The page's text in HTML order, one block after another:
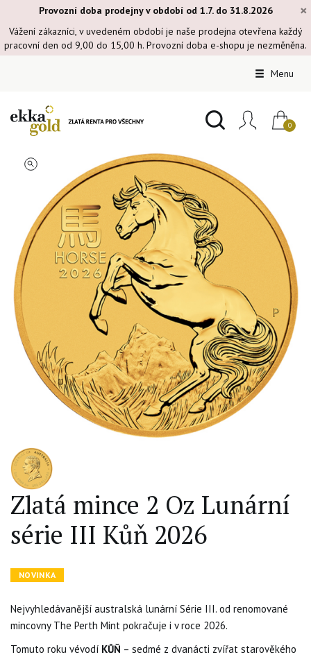
×
Provozní doba prodejny v období od 1.7. do 31.8.2026
Vážení zákazníci, v uvedeném období je naše prodejna otevřena každý
pracovní den od 9,00 do 15,00 h. Provozní doba e-shopu je nezměněna.
Menu
Zlatá mince 2 Oz Lunární
série III Kůň 2026
NOVINKA
Nejvyhledávanější australská lunární Série III. od renomované
mincovny The Perth Mint pokračuje i v roce 2026.
Tomuto roku vévodí KŮŇ – sedmé z dvanácti zvířat starověkého